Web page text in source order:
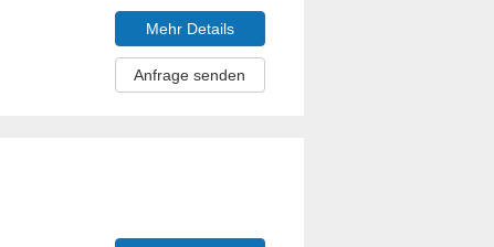
Mehr Details
Anfrage senden